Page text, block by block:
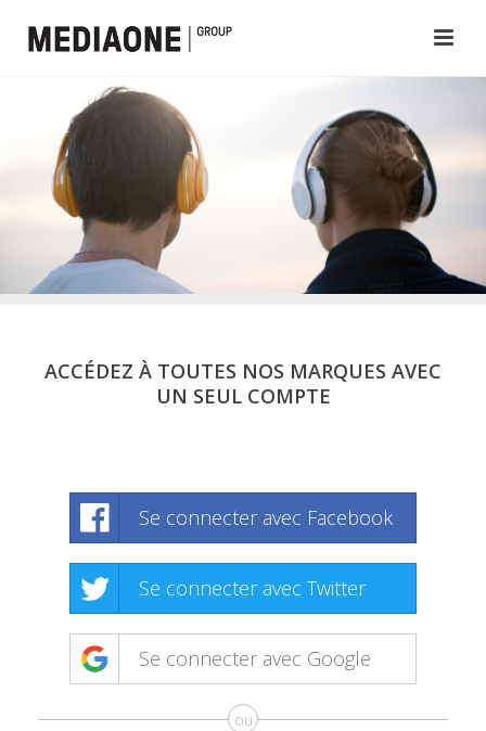
ACCÉDEZ À TOUTES NOS MARQUES AVEC
UN SEUL COMPTE
Se connecter avec Facebook
Se connecter avec Twitter
Se connecter avec Google
ou